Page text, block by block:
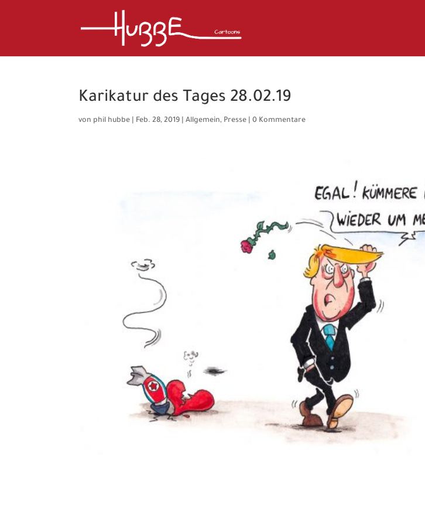
Karikatur des Tages 28.02.19
von phil hubbe Feb. 28, 2019 |Allgemein, Presse |0 Kommentare